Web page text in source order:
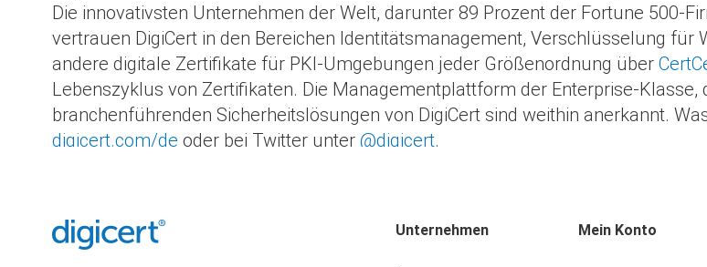
Die innovativsten Unternehmen der Welt, darunter 89 Prozent der Fortune 500-
vertrauen DigiCert in den Bereichen Identitätsmanagement, Verschlüsselung für
andere digitale Zertifikate für PKI-Umgebungen jeder Größenordnung über
Lebenszyklus von Zertifikaten. Die Managementplattform der Enterprise-
branchenführenden Sicherheitslösungen von DigiCert sind weithin anerkannt.
digicert.com/de oder bei Twitter unter @digicert.
Unternehmen Mein Konto